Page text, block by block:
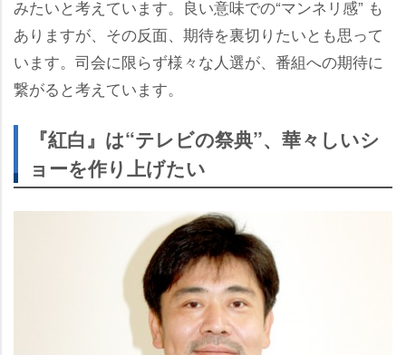
みたいと考えています。良い意味での“マンネリ感” も
ありますが、その反面、期待を裏切りたいとも思って
います。司会に限らず様々な人選が、番組への期待に
繋がると考えています。
『紅白』は“テレビの祭典”、華々しいシ
ョーを作り上げたい